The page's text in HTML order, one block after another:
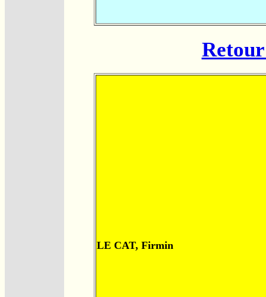
LE CAT, Firmin